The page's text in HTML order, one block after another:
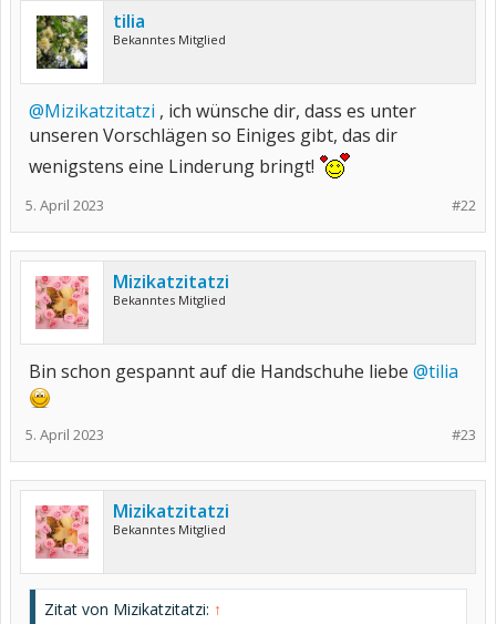
tilia
Bekanntes Mitglied
@Mizikatzitatzi , ich wünsche dir, dass es unter
unseren Vorschlägen so Einiges gibt, das dir
wenigstens eine Linderung bringt!
#22
5. April 2023
Mizikatzitatzi
Bekanntes Mitglied
Bin schon gespannt auf die Handschuhe liebe @tilia
#23
5. April 2023
Mizikatzitatzi
Bekanntes Mitglied
Zitat von Mizikatzitatzi: ↑